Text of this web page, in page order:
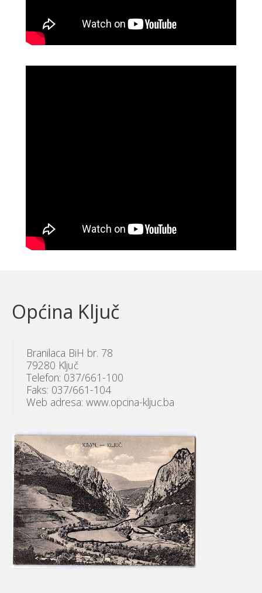
Općina Ključ
Branilaca BiH br. 78
79280 Ključ
Telefon: 037/661-100
Faks: 037/661-104
Web adresa: www.opcina-kljuc.ba